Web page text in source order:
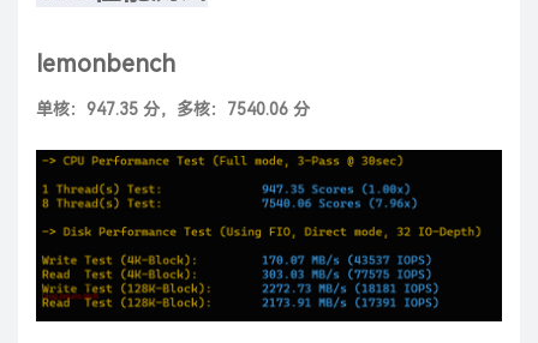
lemonbench
单核：947.35 分，多核：7540.06 分